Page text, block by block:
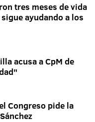
tres meses de vida
ayudando a los
acusa a CpM de
Congreso pide la